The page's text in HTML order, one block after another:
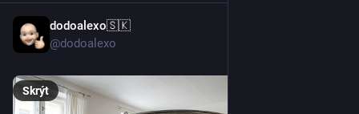
dodoalexo🇸🇰
@dodoalexo
Skrýt